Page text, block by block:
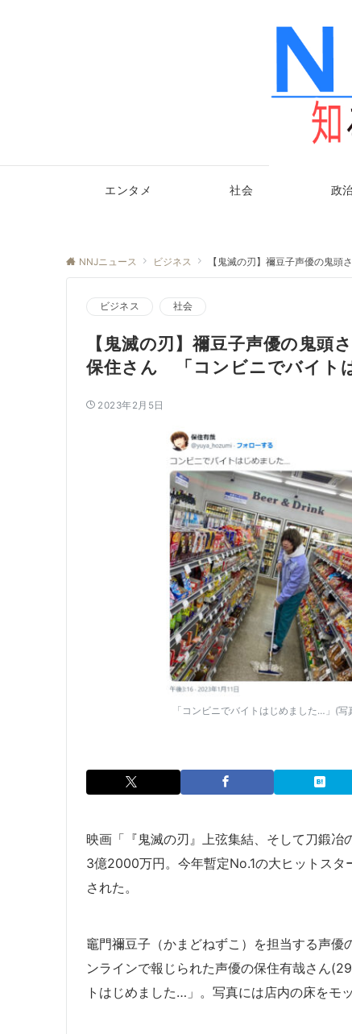
エンタメ 社会 政
NNJニュース ビジネス 【鬼滅の刃】禰豆子声優の鬼
ビジネス 社会
【鬼滅の刃】禰豆子声優の鬼頭
保住さん 「コンビニでバイト
2023年2月5日
「コンビニでバイトはじめました…」(
映画「『鬼滅の刃』上弦集結、そして刀鍛
3億2000万円。今年暫定No.1の大ヒットスタ
された。
竈門禰豆子（かまどねずこ）を担当する声
ンラインで報じられた声優の保住有哉さん
トはじめました…」。写真には店内の床をモ